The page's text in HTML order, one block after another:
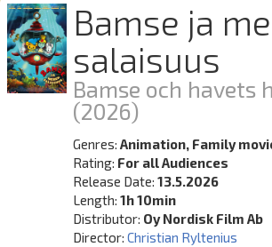
Bamse ja
salaisuus
Bamse och havets
(2026)
Genres:Animation, Family
Rating: For all Audiences
Release Date:13.5.2026
Length:1h 10min
Distributor: Oy Nordisk Film Ab
Director:Christian Ryltenius